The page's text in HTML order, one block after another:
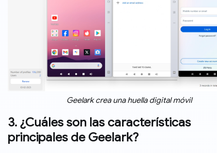
Geelark crea una huella digital móvil
3. ¿Cuáles son las características
principales de Geelark?